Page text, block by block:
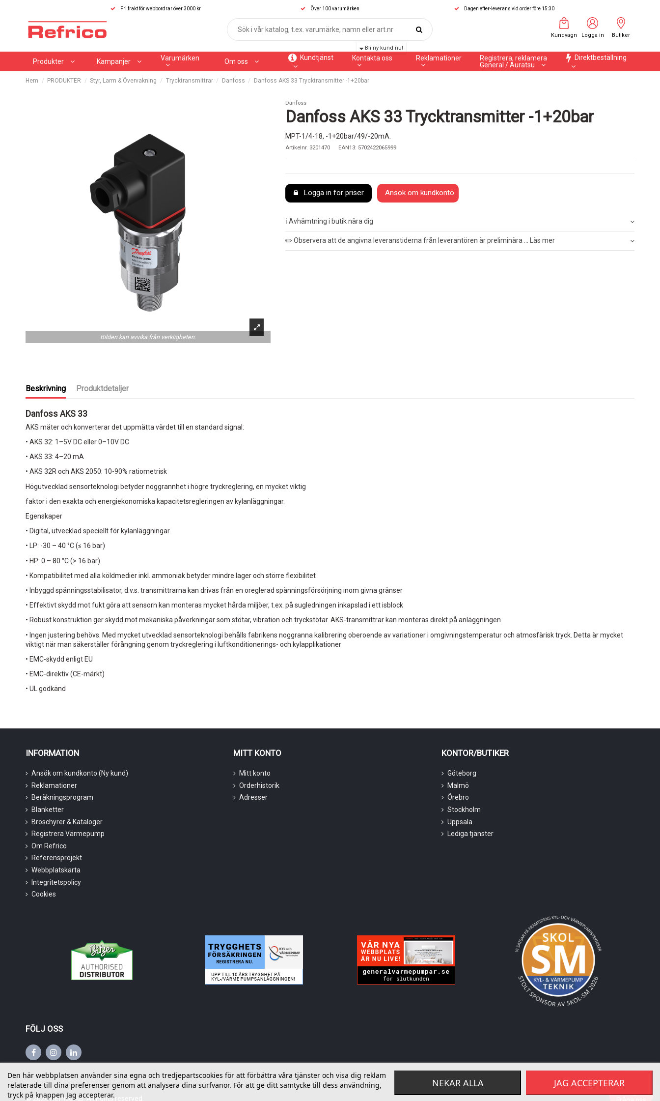
Fri frakt för webbordrar över 3000 kr Över 100 varumärken Dagen efter-leverans vid order före 15:30
Kundvagn Logga in Butiker
Produkter Kampanjer Varumärken Om oss
Kundtjänst Kontakta oss
Bli ny kund nu!
Reklamationer
Registrera, reklamera
General / Auratsu
Direktbeställning
Hem PRODUKTER Styr, Larm & Övervakning Trycktransmittrar Danfoss Danfoss AKS 33 Trycktransmitter -1+20bar
Bilden kan avvika från verkligheten.
Danfoss
Danfoss AKS 33 Trycktransmitter -1+20bar
MPT-1/4-18, -1+20bar/49/-20mA.
Artikelnr. 3201470 EAN13: 5702422065999
Logga in för priser Ansök om kundkonto
ℹ️ Avhämtning i butik nära dig
✏️ Observera att de angivna leveranstiderna från leverantören är preliminära ... Läs mer
Beskrivning Produktdetaljer
Danfoss AKS 33
AKS mäter och konverterar det uppmätta värdet till en standard signal:
• AKS 32: 1–5V DC eller 0–10V DC
• AKS 33: 4–20 mA
• AKS 32R och AKS 2050: 10-90% ratiometrisk
Högutvecklad sensorteknologi betyder noggrannhet i högre tryckreglering, en mycket viktig
faktor i den exakta och energiekonomiska kapacitetsregleringen av kylanläggningar.
Egenskaper
• Digital, utvecklad speciellt för kylanläggningar.
• LP: -30 – 40 °C (≤ 16 bar)
• HP: 0 – 80 °C (> 16 bar)
• Kompatibilitet med alla köldmedier inkl. ammoniak betyder mindre lager och större flexibilitet
• Inbyggd spänningsstabilisator, d.v.s. transmittrarna kan drivas från en oreglerad spänningsförsörjning inom givna gränser
• Effektivt skydd mot fukt göra att sensorn kan monteras mycket hårda miljöer, t.ex. på sugledningen inkapslad i ett isblock
• Robust konstruktion ger skydd mot mekaniska påverkningar som stötar, vibration och tryckstötar. AKS-transmittrar kan monteras direkt på anläggningen
• Ingen justering behövs. Med mycket utvecklad sensorteknologi behålls fabrikens noggranna kalibrering oberoende av variationer i omgivningstemperatur och atmosfärisk tryck. Detta är mycket
viktigt när man säkerställer förångning genom tryckreglering i luftkonditionerings- och kylapplikationer
• EMC-skydd enligt EU
• EMC-direktiv (CE-märkt)
• UL godkänd
INFORMATION
Ansök om kundkonto (Ny kund)
Reklamationer
Beräkningsprogram
Blanketter
Broschyrer & Kataloger
Registrera Värmepump
Om Refrico
Referensprojekt
Webbplatskarta
Integritetspolicy
Cookies
MITT KONTO
Mitt konto
Orderhistorik
Adresser
KONTOR/BUTIKER
Göteborg
Malmö
Örebro
Stockholm
Uppsala
Lediga tjänster
Den här webbplatsen använder sina egna och tredjepartscookies för att förbättra våra tjänster och visa dig reklam
relaterade till dina preferenser genom att analysera dina surfvanor. För att ge ditt samtycke till dess användning,
tryck på knappen Jag accepterar.
NEKAR ALLA JAG ACCEPTERAR
FÖLJ OSS
© 2026Refrico AB. All rights reserved.